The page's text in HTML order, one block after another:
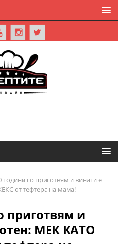
години го приготвям и винаги е
от тефтера на мама!
приготвям и
МЕК КАТО